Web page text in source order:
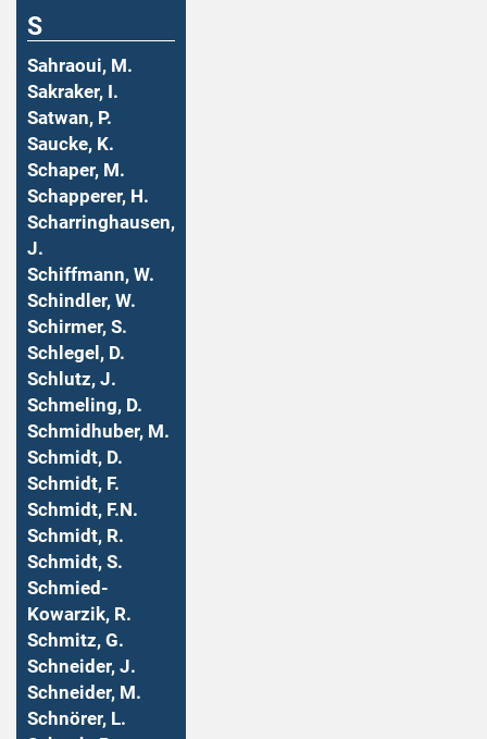
S
Sahraoui, M.
Sakraker, I.
Satwan, P.
Saucke, K.
Schaper, M.
Schapperer, H.
Scharringhausen,
J.
Schiffmann, W.
Schindler, W.
Schirmer, S.
Schlegel, D.
Schlutz, J.
Schmeling, D.
Schmidhuber, M.
Schmidt, D.
Schmidt, F.
Schmidt, F.N.
Schmidt, R.
Schmidt, S.
Schmied-
Kowarzik, R.
Schmitz, G.
Schneider, J.
Schneider, M.
Schnörer, L.